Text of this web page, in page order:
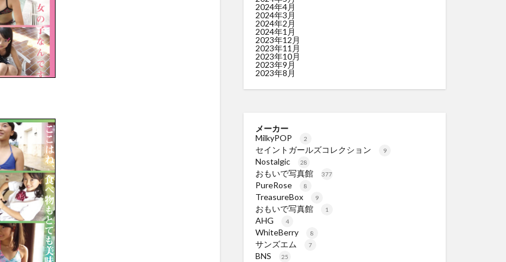
2024年4月
2024年3月
2024年2月
2024年1月
2023年12月
2023年11月
2023年10月
2023年9月
2023年8月
メーカー
MilkyPOP
2
セイントガールズコレクション 9
Nostalgic 28
おもいで写真館 377
PureRose 8
TreasureBox 9
おもいで写真館 1
AHG 4
WhiteBerry 8
サンズエム 7
BNS 25